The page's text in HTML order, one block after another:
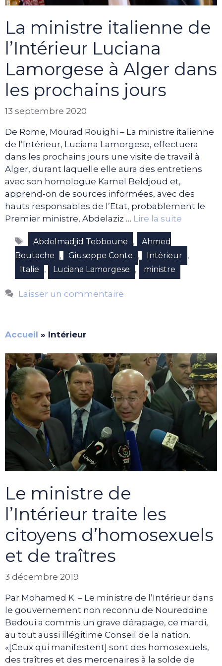
La ministre italienne de
l’Intérieur Luciana
Lamorgese à Alger dans
les prochains jours
13 septembre 2020
De Rome, Mourad Rouighi – La ministre italienne
de l’Intérieur, Luciana Lamorgese, effectuera
dans les prochains jours une visite de travail à
Alger, durant laquelle elle aura des entretiens
avec son homologue Kamel Beldjoud et,
apprend-on de sources informées, avec des
hauts responsables de l’Etat, probablement le
Premier ministre, Abdelaziz … Lire la suite
Étiquettes
Abdelmadjid Tebboune ,
Ahmed
Boutache
, Giuseppe Conte , Intérieur ,
Italie , Luciana Lamorgese , ministre
Laisser un commentaire
Accueil » Intérieur
Le ministre de
l’Intérieur traite les
citoyens d’homosexuels
et de traîtres
3 décembre 2019
Par Mohamed K. – Le ministre de l’Intérieur dans
le gouvernement non reconnu de Noureddine
Bedoui a commis un grave dérapage, ce mardi,
au tout aussi illégitime Conseil de la nation.
«[Ceux qui manifestent] sont des homosexuels,
des traîtres et des mercenaires à la solde de